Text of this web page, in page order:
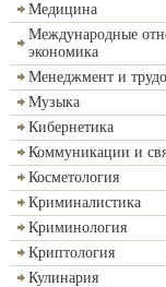
Медицина
Международные
экономика
Менеджмент и
Музыка
Кибернетика
Коммуникации и
Косметология
Криминалистика
Криминология
Криптология
Кулинария